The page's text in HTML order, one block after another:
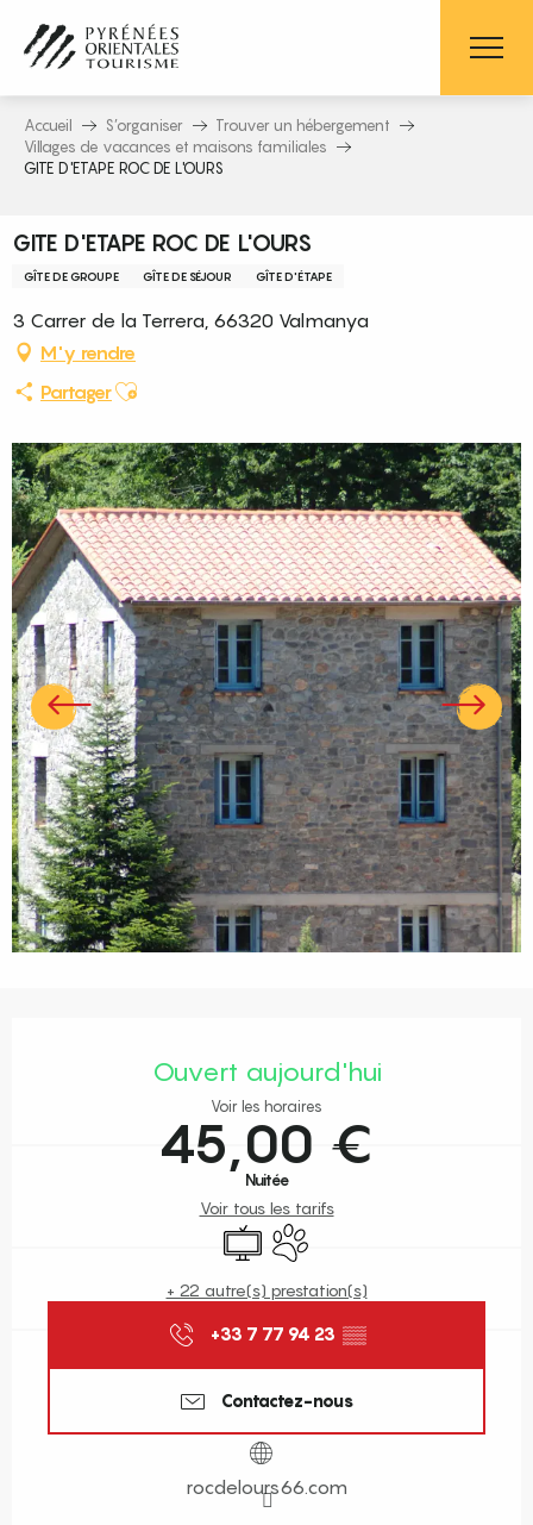
contenu
principal
Accueil S’organiser
Trouver un hébergement
Villages de vacances et maisons familiales
GITE D'ETAPE ROC DE L'OURS
GITE D'ETAPE ROC DE L'OURS
GÎTE DE GROUPE GÎTE DE SÉJOUR GÎTE D'ÉTAPE
3 Carrer de la Terrera, 66320 Valmanya
M'y rendre
PartagerAjouter aux favoris
Ouvert aujourd'hui
Voir les horaires
45,00 €
Nuitée
Voir tous les tarifs
TélévisionAnimaux acceptés
+ 22 autre(s) prestation(s)
+33 7 77 94 23 ▒▒
Contactez-nous
rocdelours66.com